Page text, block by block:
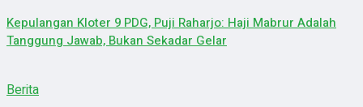
Kepulangan Kloter 9 PDG, Puji Raharjo: Haji Mabrur Adalah
Tanggung Jawab, Bukan Sekadar Gelar
Berita